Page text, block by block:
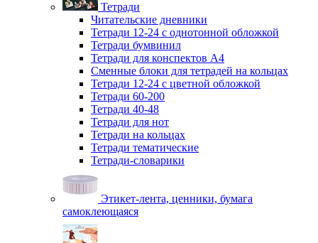
Тетради
Читательские дневники
Тетради 12-24 с однотонной обложкой
Тетради бумвинил
Тетради для конспектов А4
Сменные блоки для тетрадей на кольцах
Тетради 12-24 с цветной обложкой
Тетради 60-200
Тетради 40-48
Тетради для нот
Тетради на кольцах
Тетради тематические
Тетради-словарики
Этикет-лента, ценники, бумага
самоклеющаяся